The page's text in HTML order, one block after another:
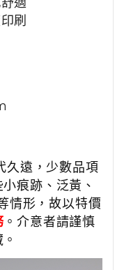
舒適
刷
久遠，少數品項
痕跡、泛黃、
情形，故以特價
。介意者請謹慎